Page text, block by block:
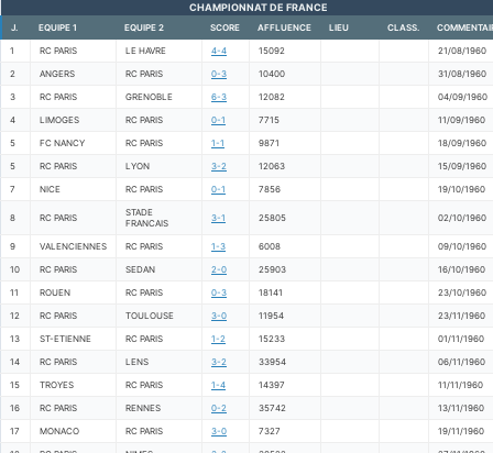
CHAMPIONNAT DE FRANCE
J. EQUIPE 1 EQUIPE 2 SCORE AFFLUENCE LIEU CLASS.
1 RC PARIS LE HAVRE 4-4 15092 21/08/1960
2 ANGERS RC PARIS 0-3 10400 31/08/1960
3 RC PARIS GRENOBLE 6-3 12082 04/09/1960
4 LIMOGES RC PARIS 0-1 7715 11/09/1960
5 FC NANCY RC PARIS 1-1 9871 18/09/1960
5 RC PARIS LYON 3-2 12063 15/09/1960
7 NICE RC PARIS 0-1 7856 19/10/1960
8 RC PARIS
STADE
FRANCAIS
3-1 25805 02/10/1960
9 VALENCIENNES RC PARIS 1-3 6008 09/10/1960
10 RC PARIS SEDAN 2-0 25903 16/10/1960
11 ROUEN RC PARIS 0-3 18141 23/10/1960
12 RC PARIS TOULOUSE 3-0 11954 23/11/1960
13 ST-ETIENNE RC PARIS 1-2 15233 01/11/1960
14 RC PARIS LENS 3-2 33954 06/11/1960
15 TROYES RC PARIS 1-4 14397 11/11/1960
16 RC PARIS RENNES 0-2 35742 13/11/1960
17 MONACO RC PARIS 3-0 7327 19/11/1960